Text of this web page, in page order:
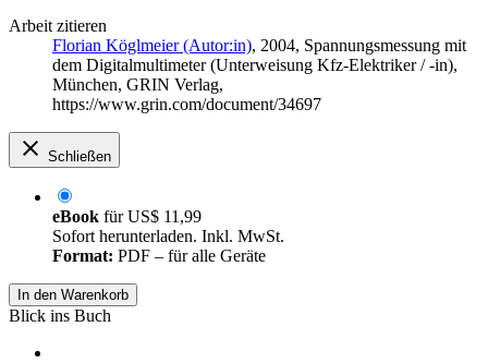
Arbeit zitieren
Florian Köglmeier (Autor:in), 2004, Spannungsmessung mit
dem Digitalmultimeter (Unterweisung Kfz-Elektriker / -in),
München, GRIN Verlag,
https://www.grin.com/document/34697
Schließen
eBook fürUS$ 11,99
Sofort herunterladen. Inkl. MwSt.
Format: PDF – für alle Geräte
In den Warenkorb
Blick ins Buch